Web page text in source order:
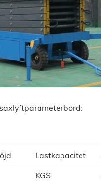
Lastkapacitet
KGS